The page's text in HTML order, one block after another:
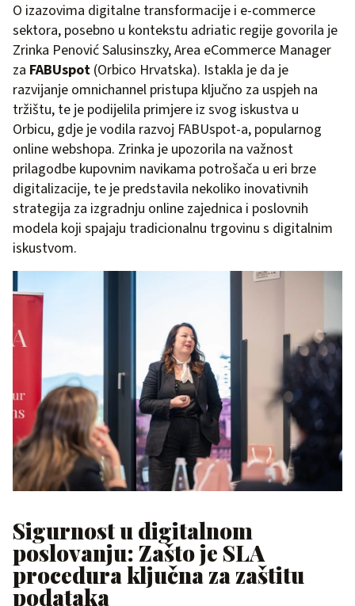
O izazovima digitalne transformacije i e-commerce
sektora, posebno u kontekstu adriatic regije govorila je
Zrinka Penović Salusinszky, Area eCommerce Manager
za FABUspot (Orbico Hrvatska). Istakla je da je
razvijanje omnichannel pristupa ključno za uspjeh na
tržištu, te je podijelila primjere iz svog iskustva u
Orbicu, gdje je vodila razvoj FABUspot-a, popularnog
online webshopa. Zrinka je upozorila na važnost
prilagodbe kupovnim navikama potrošača u eri brze
digitalizacije, te je predstavila nekoliko inovativnih
strategija za izgradnju online zajednica i poslovnih
modela koji spajaju tradicionalnu trgovinu s digitalnim
iskustvom.
Sigurnost u digitalnom
poslovanju: Zašto je SLA
procedura ključna za zaštitu
podataka